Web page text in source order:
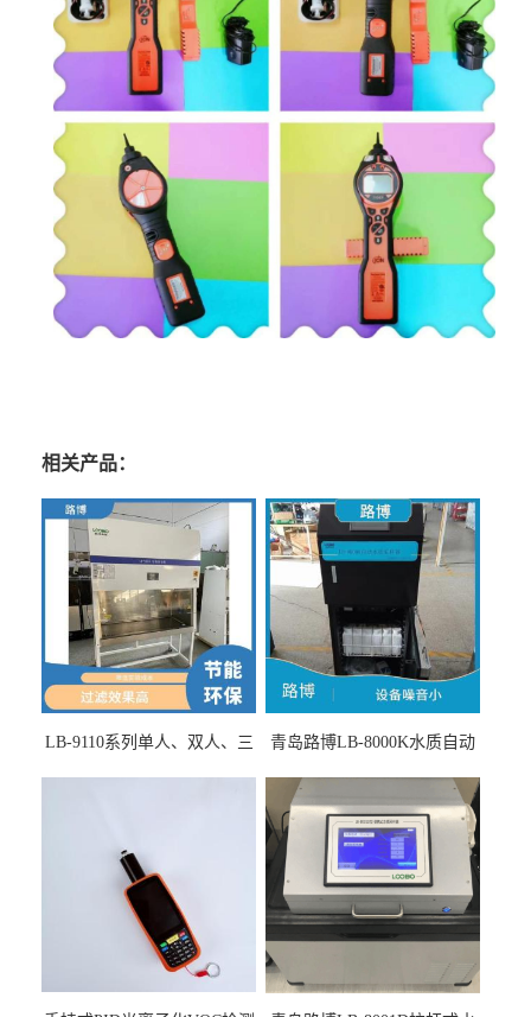
相关产品：
LB-9110系列单人、双人、三
青岛路博LB-8000K水质自动